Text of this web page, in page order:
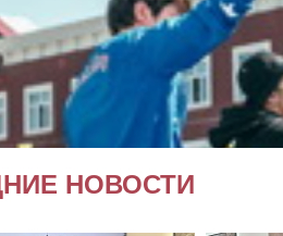
НОВОСТИ